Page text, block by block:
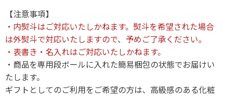
【注意事項】
・内熨斗はご対応いたしかねます。熨斗を希望された場合
は外熨斗で対応いたしますので、予めご了承ください。
・表書き・名入れはご対応いたしかねます。
・商品を専用段ボールに入れた簡易梱包の状態でお届けい
たします。
ギフトとしてのご利用をご希望の方は、高級感のある化粧